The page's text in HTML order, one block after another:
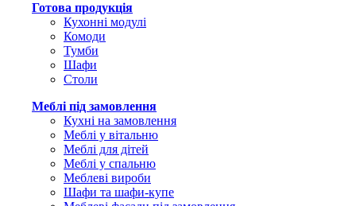
Готова продукція
Кухонні модулі
Комоди
Тумби
Шафи
Столи
Меблі під замовлення
Кухні на замовлення
Меблі у вітальню
Меблі для дітей
Меблі у спальню
Меблеві вироби
Шафи та шафи-купе